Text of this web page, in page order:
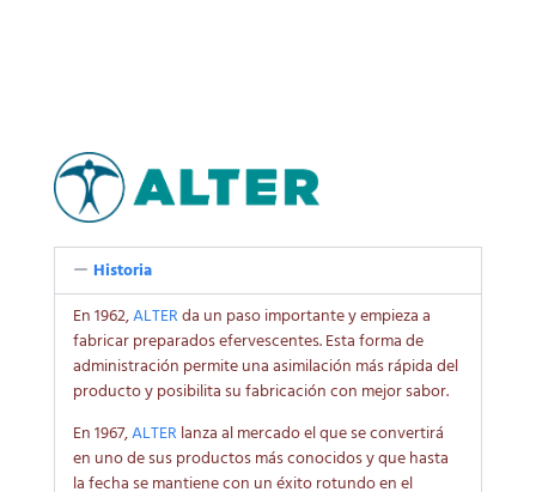
Historia
En 1962,ALTERda un paso importante y empieza a
fabricar preparados efervescentes. Esta forma de
administración permite una asimilación más rápida del
producto y posibilita su fabricación con mejor sabor.
En 1967,ALTER lanza al mercado el que se convertirá
en uno de sus productos más conocidos y que hasta
la fecha se mantiene con un éxito rotundo en el